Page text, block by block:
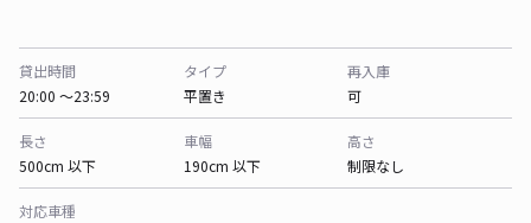
貸出時間
20:00 〜23:59
タイプ
平置き
再入庫
可
長さ
500cm 以下
車幅
190cm 以下
高さ
制限なし
対応車種